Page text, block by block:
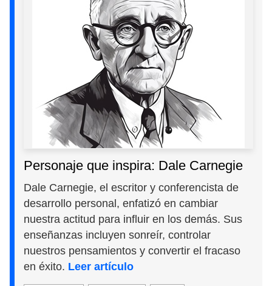
Personaje que inspira: Dale Carnegie
Dale Carnegie, el escritor y conferencista de
desarrollo personal, enfatizó en cambiar
nuestra actitud para influir en los demás. Sus
enseñanzas incluyen sonreír, controlar
nuestros pensamientos y convertir el fracaso
en éxito. Leer artículo